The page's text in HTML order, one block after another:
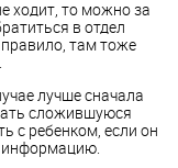
ходит, то можно за
в отдел
там тоже
лучше сначала
сложившуюся
с ребенком, если он
информацию.